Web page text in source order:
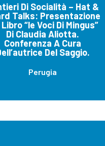
Di Socialità – Hat &
Talks: Presentazione
Libro “le Voci Di Mingus”
Di Claudia Aliotta.
Conferenza A Cura
Del Saggio.
Perugia